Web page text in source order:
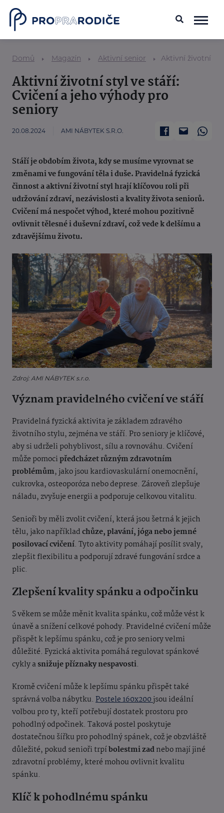
Domů Magazín Aktivní senior Aktivní životní
Aktivní životní styl ve stáří:
Cvičení a jeho výhody pro
seniory
20.08.2024 AMI NÁBYTEK S.R.O.
Stáří je obdobím života, kdy se musíme vyrovnat se
změnami ve fungování těla i duše. Pravidelná fyzická
činnost a aktivní životní styl hrají klíčovou roli při
udržování zdraví, nezávislosti a kvality života seniorů.
Cvičení má nespočet výhod, které mohou pozitivně
ovlivnit tělesné i duševní zdraví, což vede k delšímu a
zdravějšímu životu.
Zdroj: AMI NÁBYTEK s.r.o.
Význam pravidelného cvičení ve stáří
Pravidelná fyzická aktivita je základem zdravého
životního stylu, zejména ve stáří. Pro seniory je klíčové,
aby si udrželi pohyblivost, sílu a rovnováhu. Cvičení
může pomoci předcházet různým zdravotním
problémům, jako jsou kardiovaskulární onemocnění,
cukrovka, osteoporóza nebo deprese. Zároveň zlepšuje
náladu, zvyšuje energii a podporuje celkovou vitalitu.
Senioři by měli zvolit cvičení, která jsou šetrná k jejich
tělu, jako napříkladchůze, plavání, jóga nebo jemné
posilovací cvičení. Tyto aktivity pomáhají posílit svaly,
zlepšit flexibilitu a podporují zdravé fungování srdce a
plic.
Zlepšení kvality spánku a odpočinku
S věkem se může měnit kvalita spánku, což může vést k
únavě a snížení celkové pohody. Pravidelné cvičení může
přispět k lepšímu spánku, což je pro seniory velmi
důležité. Fyzická aktivita pomáhá regulovat spánkové
cykly asnižuje příznaky nespavosti.
Kromě cvičení může k lepšímu spánku přispět také
správná volba nábytku. Postele 160x200jsou ideální
volbou pro ty, kteří potřebují dostatek prostoru pro
pohodlný odpočinek. Taková postel poskytuje
dostatečnou šířku pro pohodlný spánek, což je obzvláště
důležité, pokud senioři trpíbolestmi zadnebo mají jiné
zdravotní problémy, které mohou ovlivnit kvalitu
spánku.
Klíč k pohodlnému spánku